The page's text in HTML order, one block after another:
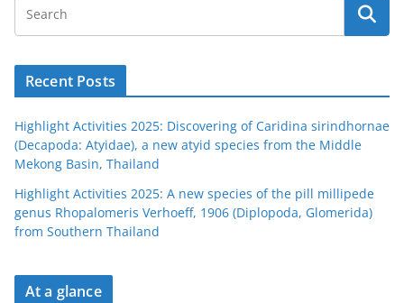
Recent Posts
Highlight Activities 2025: Discovering of Caridina sirindhornae
(Decapoda: Atyidae), a new atyid species from the Middle
Mekong Basin, Thailand
Highlight Activities 2025: A new species of the pill millipede
genus Rhopalomeris Verhoeff, 1906 (Diplopoda, Glomerida)
from Southern Thailand
At a glance